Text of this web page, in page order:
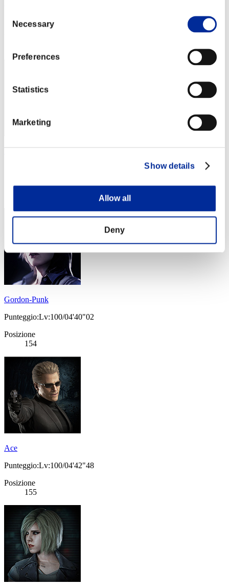
Selection
Necessary
Preferences
Statistics
Marketing
Show details
Allow all
Deny
Punteggio:Lv:100/04'36"10
Posizione
Gordon-Punk
Punteggio:Lv:100/04'40"02
Posizione
154
Ace
Punteggio:Lv:100/04'42"48
Posizione
155